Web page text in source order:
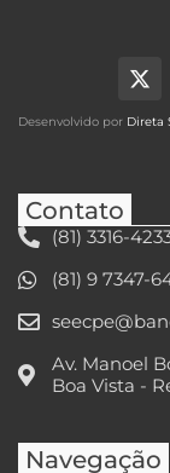
Desenvolvido por Direta
Contato
(81) 3316-
(81) 9 7347-
Av. Manoel
Boa Vista -
Navegação